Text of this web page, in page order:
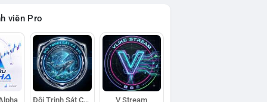
viên Pro
Đội Trinh Sát Cá Voi V Stream